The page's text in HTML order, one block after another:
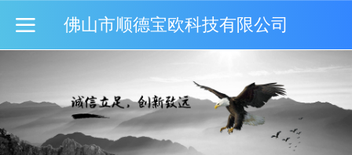
佛山市顺德宝欧科技有限公司